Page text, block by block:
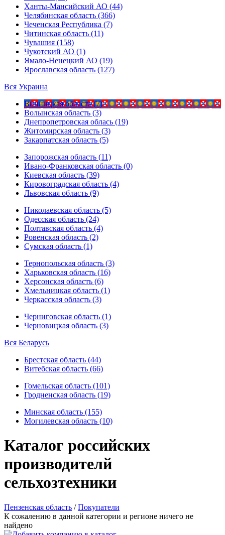
Ханты-Мансийский АО (44)
Челябинская область (366)
Чеченская Республика (7)
Читинская область (11)
Чувашия (158)
Чукотский АО (1)
Ямало-Ненецкий АО (19)
Ярославская область (127)
Вся Украина
Винницкая область (7)
Волынская область (3)
Днепропетровская облась (19)
Житомирская область (3)
Закарпатская область (5)
Запорожская область (11)
Ивано-Франковская область (0)
Киевская область (39)
Кировоградская область (4)
Львовская область (9)
Николаевская область (5)
Одесская область (24)
Полтавская область (4)
Ровенская область (2)
Сумская область (1)
Тернопольская область (3)
Харьковская область (16)
Херсонская область (6)
Хмельницкая область (1)
Черкасская область (3)
Черниговская область (1)
Черновицкая область (3)
Вся Беларусь
Брестская область (44)
Витебская область (66)
Гомельская область (101)
Гродненская область (19)
Минская область (155)
Могилевская область (10)
Каталог российских
производителй
сельхозтехники
Пензенская область /Покупатели
К сожалению в данной категории и регионе ничего не
найдено